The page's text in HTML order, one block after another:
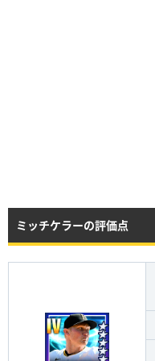
ミッチケラーの評価点